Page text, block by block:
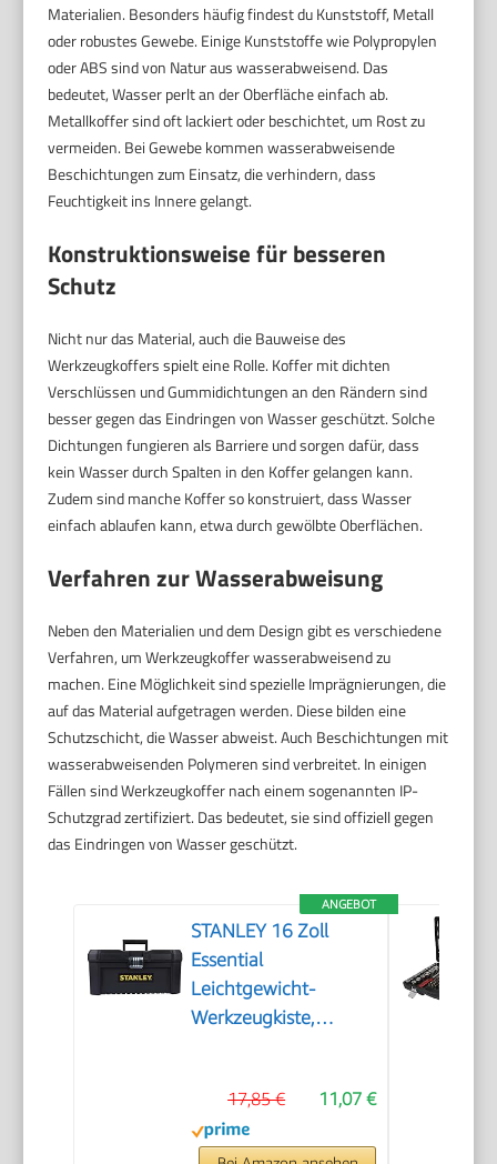
Materialien. Besonders häufig findest du Kunststoff, Metall
oder robustes Gewebe. Einige Kunststoffe wie Polypropylen
oder ABS sind von Natur aus wasserabweisend. Das
bedeutet, Wasser perlt an der Oberfläche einfach ab.
Metallkoffer sind oft lackiert oder beschichtet, um Rost zu
vermeiden. Bei Gewebe kommen wasserabweisende
Beschichtungen zum Einsatz, die verhindern, dass
Feuchtigkeit ins Innere gelangt.
Konstruktionsweise für besseren
Schutz
Nicht nur das Material, auch die Bauweise des
Werkzeugkoffers spielt eine Rolle. Koffer mit dichten
Verschlüssen und Gummidichtungen an den Rändern sind
besser gegen das Eindringen von Wasser geschützt. Solche
Dichtungen fungieren als Barriere und sorgen dafür, dass
kein Wasser durch Spalten in den Koffer gelangen kann.
Zudem sind manche Koffer so konstruiert, dass Wasser
einfach ablaufen kann, etwa durch gewölbte Oberflächen.
Verfahren zur Wasserabweisung
Neben den Materialien und dem Design gibt es verschiedene
Verfahren, um Werkzeugkoffer wasserabweisend zu
machen. Eine Möglichkeit sind spezielle Imprägnierungen, die
auf das Material aufgetragen werden. Diese bilden eine
Schutzschicht, die Wasser abweist. Auch Beschichtungen mit
wasserabweisenden Polymeren sind verbreitet. In einigen
Fällen sind Werkzeugkoffer nach einem sogenannten IP-
Schutzgrad zertifiziert. Das bedeutet, sie sind offiziell gegen
das Eindringen von Wasser geschützt.
ANGEBOT
STANLEY 16 Zoll
Essential
Leichtgewicht-
Werkzeugkiste,
11,07 €
17,85 €